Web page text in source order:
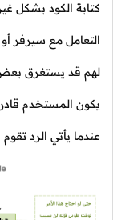
كتابة الكود بشكل
التعامل مع سيرفر
لهم قد يستغرق
يكون المستخدم
عندما يأتي الرد